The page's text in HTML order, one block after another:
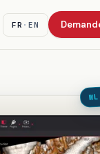
FR ·EN